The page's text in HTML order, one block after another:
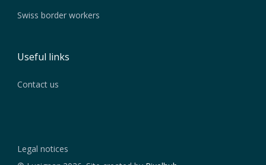
Swiss border workers
Useful links
Contact us
Legal notices